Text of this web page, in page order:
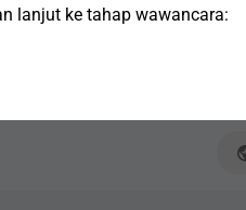
lanjut ke tahap wawancara: